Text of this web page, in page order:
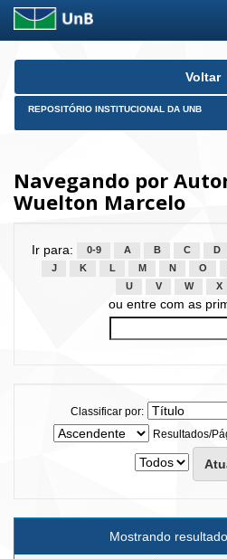
Skip
Voltar
REPOSITÓRIO INSTITUCIONAL DA UNB
Navegando por
Wuelton Marcelo
Ir para: 0-9 A B C D
J
K L M N O
U
V W X
ou entre com as
Classificar por:
Resultados/
Mostrando